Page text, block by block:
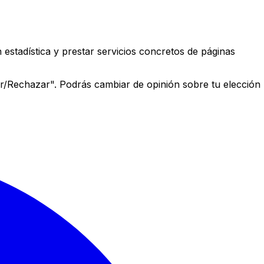
y prestar servicios concretos de páginas
Podrás cambiar de opinión sobre tu elección